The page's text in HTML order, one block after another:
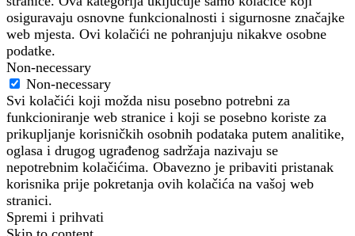
osiguravaju osnovne funkcionalnosti i sigurnosne značajke
web mjesta. Ovi kolačići ne pohranjuju nikakve osobne
podatke.
Non-necessary
Non-necessary
Svi kolačići koji možda nisu posebno potrebni za
funkcioniranje web stranice i koji se posebno koriste za
prikupljanje korisničkih osobnih podataka putem analitike,
oglasa i drugog ugrađenog sadržaja nazivaju se
nepotrebnim kolačićima. Obavezno je pribaviti pristanak
korisnika prije pokretanja ovih kolačića na vašoj web
stranici.
Spremi i prihvati